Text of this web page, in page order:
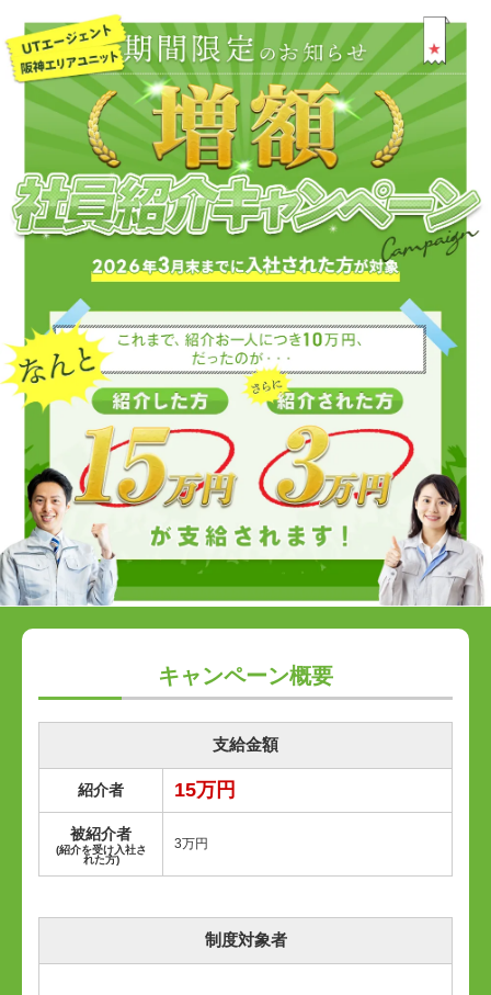
キャンペーン概要
支給金額
紹介者 15万円
被紹介者
(紹介を受け入社さ
れた方)
3万円
制度対象者